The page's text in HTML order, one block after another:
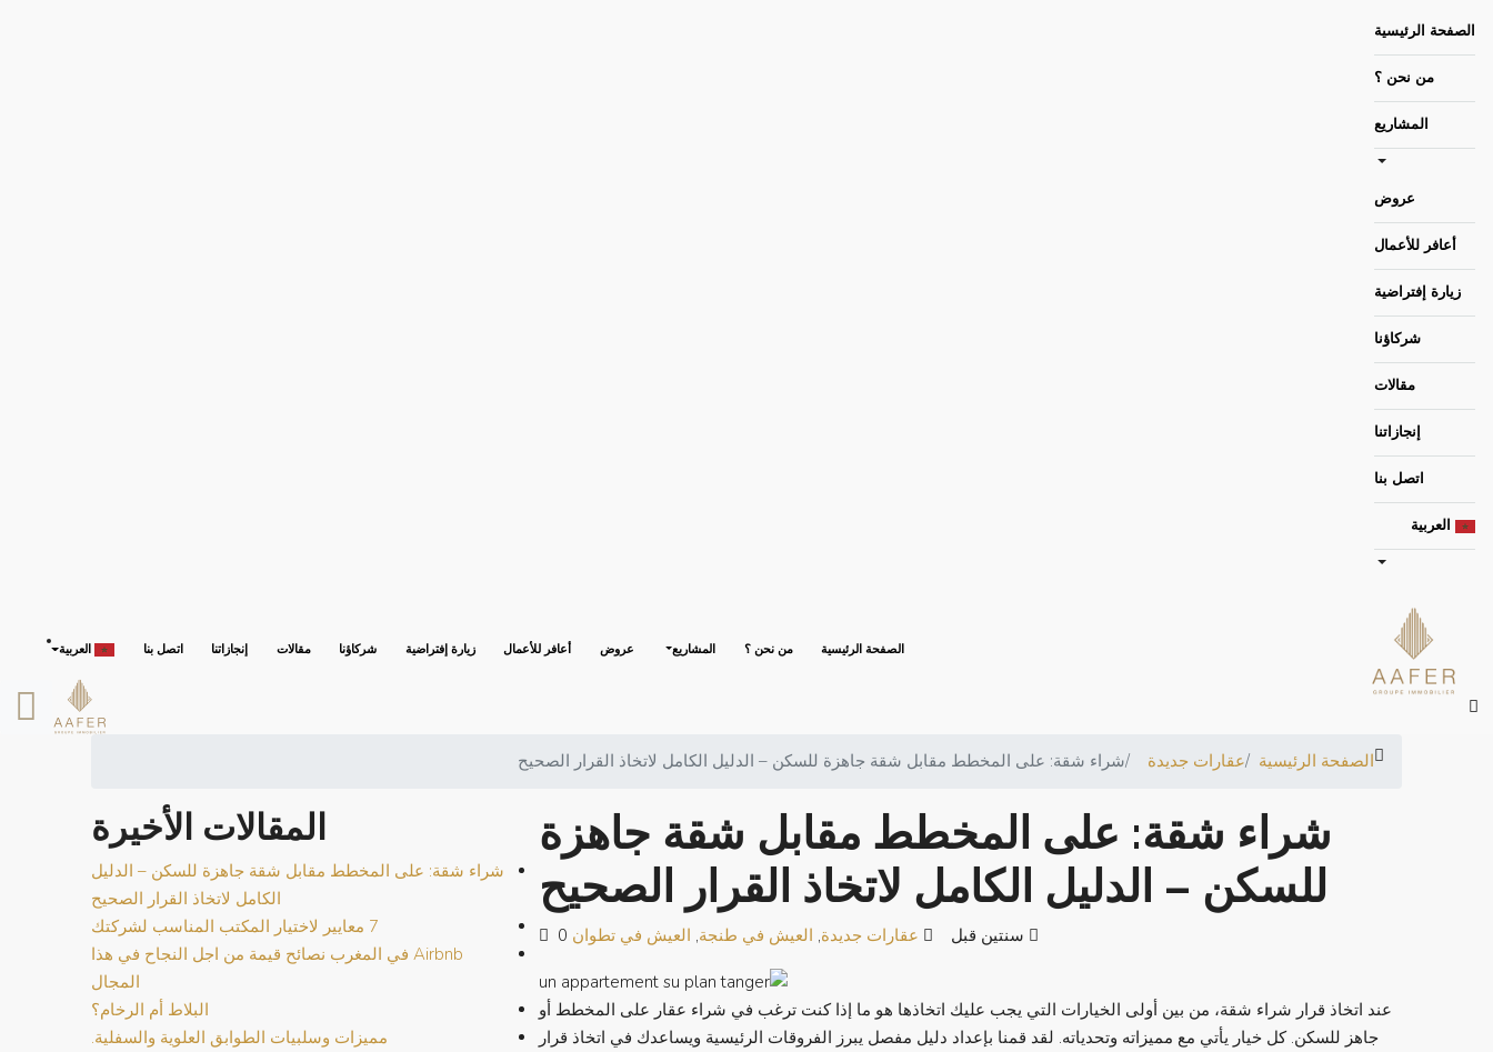
الصفحة الرئيسية
من نحن ؟
المشاريع
عروض
أعافر للأعمال
زيارة إفتراضية
شركاؤنا
مقالات
إنجازاتنا
اتصل بنا
العربية
الصفحة الرئيسية من نحن ؟ المشاريع عروض أعافر للأعمال زيارة إفتراضية شركاؤنا مقالات إنجازاتنا اتصل بنا العربية
الصفحة الرئيسية عقارات جديدة شراء شقة: على المخطط مقابل شقة جاهزة للسكن – الدليل الكامل لاتخاذ القرار الصحيح
شراء شقة: على المخطط مقابل شقة جاهزة
للسكن – الدليل الكامل لاتخاذ القرار الصحيح
‏سنتين قبل عقارات جديدة, العيش في طنجة, العيش في تطوان 0
عند اتخاذ قرار شراء شقة، من بين أولى الخيارات التي يجب عليك اتخاذها هو ما إذا كنت ترغب في شراء عقار على المخطط أو
جاهز للسكن. كل خيار يأتي مع مميزاته وتحدياته. لقد قمنا بإعداد دليل مفصل يبرز الفروقات الرئيسية ويساعدك في اتخاذ قرار
المقالات الأخيرة
شراء شقة: على المخطط مقابل شقة جاهزة للسكن – الدليل
الكامل لاتخاذ القرار الصحيح
7 معايير لاختيار المكتب المناسب لشركتك
Airbnb في المغرب نصائح قيمة من اجل النجاح في هذا
المجال
البلاط أم الرخام؟
مميزات وسلبيات الطوابق العلوية والسفلية.